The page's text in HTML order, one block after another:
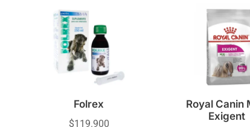
Folrex
$119.900
Royal Canin
Exigent